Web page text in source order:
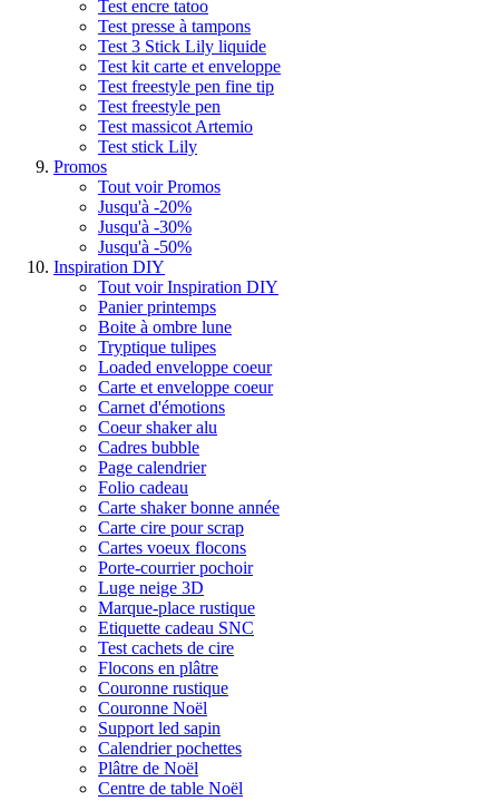
Test encre tatoo
Test presse à tampons
Test 3 Stick Lily liquide
Test kit carte et enveloppe
Test freestyle pen fine tip
Test freestyle pen
Test massicot Artemio
Test stick Lily
Promos
Tout voir Promos
Jusqu'à -20%
Jusqu'à -30%
Jusqu'à -50%
Inspiration DIY
Tout voir Inspiration DIY
Panier printemps
Boite à ombre lune
Tryptique tulipes
Loaded enveloppe coeur
Carte et enveloppe coeur
Carnet d'émotions
Coeur shaker alu
Cadres bubble
Page calendrier
Folio cadeau
Carte shaker bonne année
Carte cire pour scrap
Cartes voeux flocons
Porte-courrier pochoir
Luge neige 3D
Marque-place rustique
Etiquette cadeau SNC
Test cachets de cire
Flocons en plâtre
Couronne rustique
Couronne Noël
Support led sapin
Calendrier pochettes
Plâtre de Noël
Centre de table Noël